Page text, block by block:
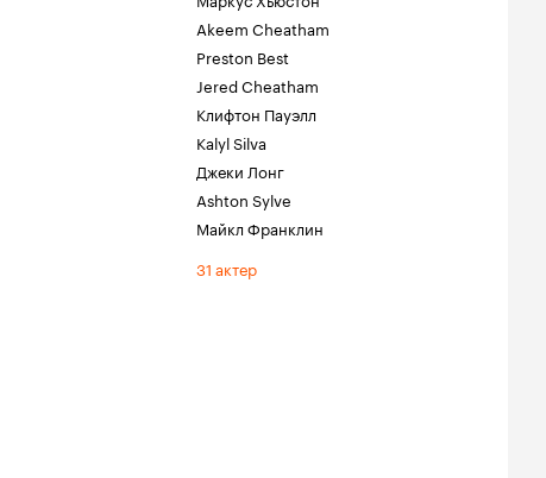
Akeem Cheatham
Preston Best
Jered Cheatham
Клифтон Пауэлл
Kalyl Silva
Джеки Лонг
Ashton Sylve
Майкл Франклин
31 актер